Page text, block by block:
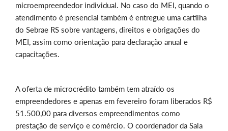
microempreendedor individual. No caso do MEI, quando o
atendimento é presencial também é entregue uma cartilha
do Sebrae RS sobre vantagens, direitos e obrigações do
MEI, assim como orientação para declaração anual e
capacitações.
A oferta de microcrédito também tem atraído os
empreendedores e apenas em fevereiro foram liberados R$
51.500,00 para diversos empreendimentos como
prestação de serviço e comércio. O coordenador da Sala